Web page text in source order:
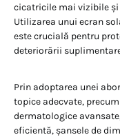
cicatricile mai vizibile și
Utilizarea unui ecran
este crucială pentru
deteriorării
Prin adoptarea unei
topice adecvate, precum
dermatologice
eficientă, șansele de